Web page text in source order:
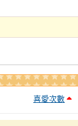
喜愛次數